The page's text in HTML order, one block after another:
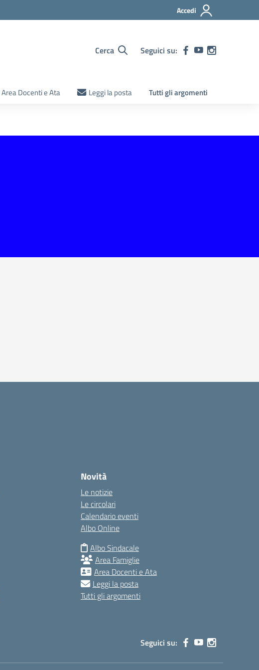
Accedi
Cerca Seguici su:
Area Docenti e Ata Leggi la posta Tutti gli argomenti
Novità
Le notizie
Le circolari
Calendario eventi
Albo Online
Albo Sindacale
Area Famiglie
Area Docenti e Ata
Leggi la posta
Tutti gli argomenti
Seguici su: